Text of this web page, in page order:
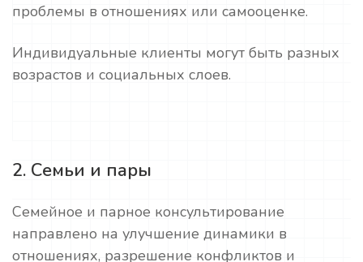
проблемы в отношениях или самооценке.
Индивидуальные клиенты могут быть разных
возрастов и социальных слоев.
2. Семьи и пары
Семейное и парное консультирование
направлено на улучшение динамики в
отношениях, разрешение конфликтов и